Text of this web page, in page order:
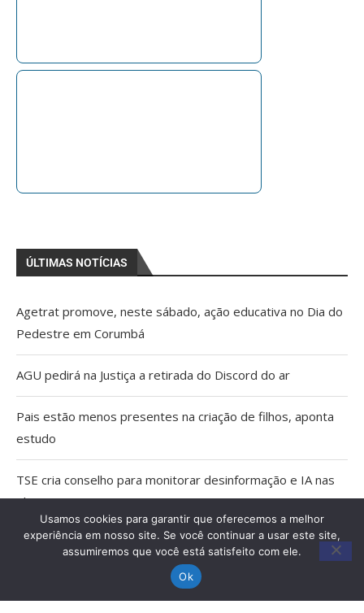
ÚLTIMAS NOTÍCIAS
Agetrat promove, neste sábado, ação educativa no Dia do
Pedestre em Corumbá
AGU pedirá na Justiça a retirada do Discord do ar
Pais estão menos presentes na criação de filhos, aponta
estudo
TSE cria conselho para monitorar desinformação e IA nas
eleições
Capacitação qualifica trabalho dos Agentes Comunitários
Usamos cookies para garantir que oferecemos a melhor
experiência em nosso site. Se você continuar a usar este site,
assumiremos que você está satisfeito com ele.
Ok